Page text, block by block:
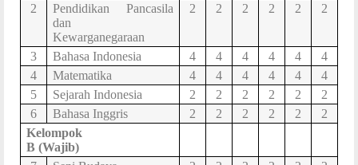
2
Pendidikan Pancasila
dan
Kewarganegaraan
2 2 2 2 2 2
3 Bahasa Indonesia 4 4 4 4 4
4
4
Matematika 4 4 4 4 4
4
5
Sejarah Indonesia 2 2 2 2 2
2
6
Bahasa Inggris 2 2 2 2 2
2
Kelompok
B (Wajib)